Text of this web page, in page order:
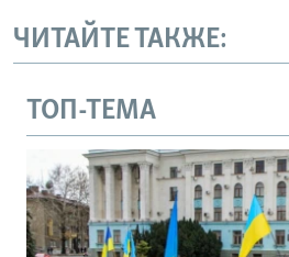
ЧИТАЙТЕ ТАКЖЕ:
ТОП-ТЕМА